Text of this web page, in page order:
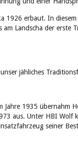
1926 erbaut. In
Landscha der erste
jähliches
Jahre 1935 übernahm
aus. Unter HBI Wolf
seiner